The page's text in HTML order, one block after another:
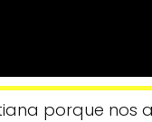
porque nos